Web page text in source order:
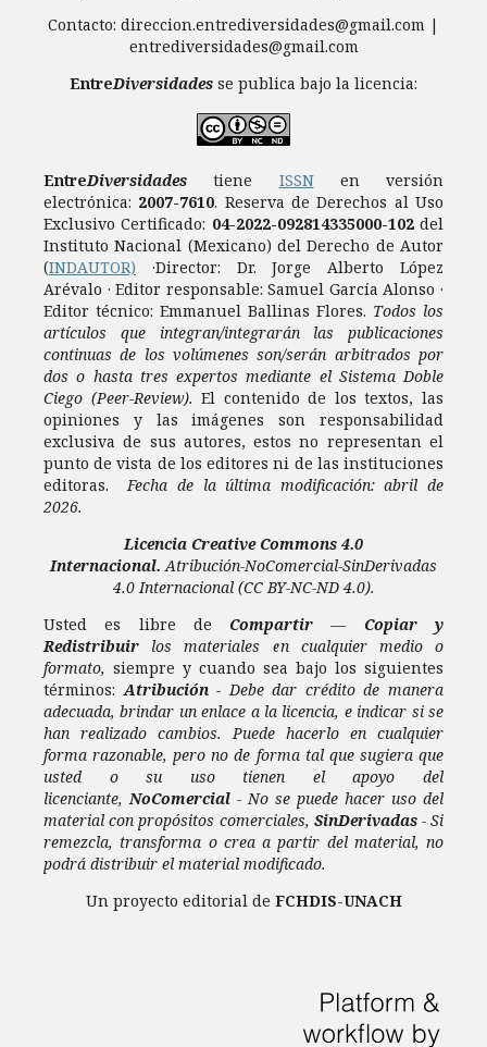
Contacto: direccion.entrediversidades@gmail.com |
entrediversidades@gmail.com
EntreDiversidades se publica bajo la licencia:
EntreDiversidades tiene ISSNen versión
electrónica: 2007-7610. Reserva de Derechos al Uso
Exclusivo Certificado: 04-2022-092814335000-102del
Instituto Nacional (Mexicano) del Derecho de Autor
(INDAUTOR) ·Director: Dr. Jorge Alberto López
Arévalo · Editor responsable: Samuel García Alonso ·
Editor técnico: Emmanuel Ballinas Flores. Todos los
artículos que integran/integrarán las publicaciones
continuas de los volúmenes son/serán arbitrados por
dos o hasta tres expertos mediante el Sistema Doble
Ciego (Peer-Review). El contenido de los textos, las
opiniones y las imágenes son responsabilidad
exclusiva de sus autores, estos no representan el
punto de vista de los editores ni de las instituciones
editoras. Fecha de la última modificación: abril de
2026.
Licencia Creative Commons 4.0
Internacional.Atribución-NoComercial-SinDerivadas
4.0 Internacional(CC BY-NC-ND 4.0).
Usted es libre de Compartir — Copiar y
Redistribuir los materiales en cualquier medio o
formato, siempre y cuando sea bajo los siguientes
términos:Atribución- Debe dar crédito de manera
adecuada, brindar un enlace a la licencia, e indicar si se
han realizado cambios. Puede hacerlo en cualquier
forma razonable, pero no de forma tal que sugiera que
usted o su uso tienen el apoyo del
licenciante,NoComercial - No se puede hacer uso del
material con propósitos comerciales, SinDerivadas- Si
remezcla, transforma o crea a partir del material, no
podrá distribuir el material modificado.
Un proyecto editorial de FCHDIS-UNACH